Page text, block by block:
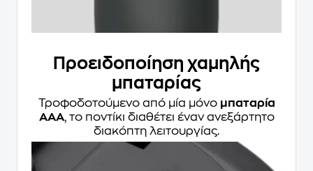
Προειδοποίηση χαμηλής
μπαταρίας
Τροφοδοτούμενο από μία μόνο μπαταρία
AAA, το ποντίκι διαθέτει έναν ανεξάρτητο
διακόπτη λειτουργίας.